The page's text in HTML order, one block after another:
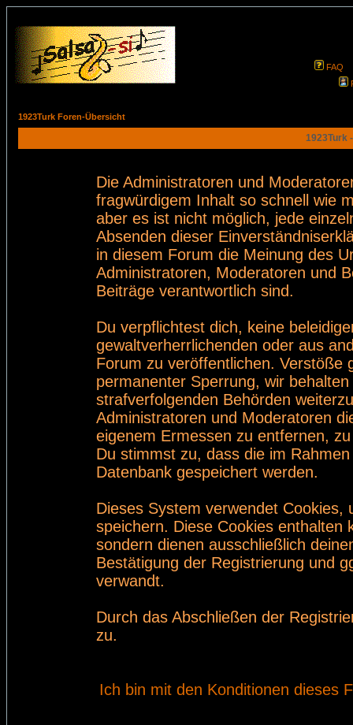
FAQ
1923Turk Foren-Übersicht
1923Turk
Die Administratoren und
fragwürdigem Inhalt so schnell wie
aber es ist nicht möglich, jede
Absenden dieser
in diesem Forum die Meinung des
Administratoren, Moderatoren und
Beiträge verantwortlich sind.
Du verpflichtest dich, keine
gewaltverherrlichenden oder aus
Forum zu veröffentlichen. Verstöße
permanenter Sperrung, wir
strafverfolgenden Behörden
Administratoren und Moderatoren
eigenem Ermessen zu entfernen,
Du stimmst zu, dass die im
Datenbank gespeichert werden.
Dieses System verwendet
speichern. Diese Cookies enthalten
sondern dienen ausschließlich
Bestätigung der Registrierung und
verwandt.
Durch das Abschließen der
zu.
Ich bin mit den Konditionen dieses